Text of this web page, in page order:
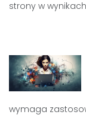
strony w
wymaga